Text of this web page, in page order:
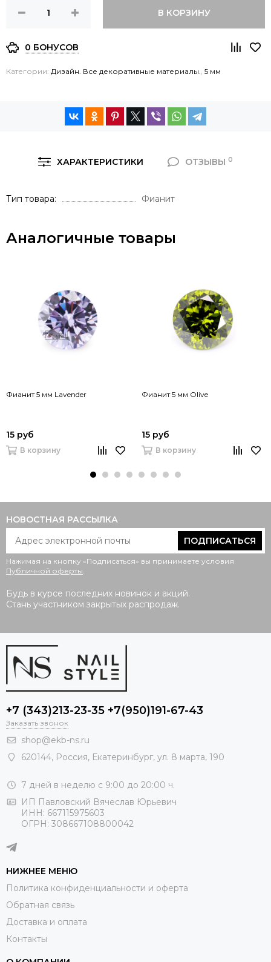
В КОРЗИНУ
0 БОНУСОВ
Категории: Дизайн. Все декоративные материалы., 5 мм
ХАРАКТЕРИСТИКИ ОТЗЫВЫ 0
Тип товара Фианит
Аналогичные товары
Фианит 5 мм Lavender
15 руб
В корзину
Фианит 5 мм Olive
15 руб
В корзину
НОВОСТНАЯ РАССЫЛКА
ПОДПИСАТЬСЯ
Нажимая на кнопку «Подписаться» вы принимаете условия
Публичной оферты.
Будь в курсе последних новинок и акций.
Стань участником закрытых распродаж.
+7 (343)213-23-35 +7(950)191-67-43
Заказать звонок
shop@ekb-ns.ru
620144, Россия, Екатеринбург, ул. 8 марта, 190
7 дней в неделю с 9:00 до 20:00 ч.
ИП Павловский Вячеслав Юрьевич
ИНН: 667115975603
ОГРН: 308667108800042
НИЖНЕЕ МЕНЮ
Политика конфиденциальности и оферта
Обратная связь
Доставка и оплата
Контакты